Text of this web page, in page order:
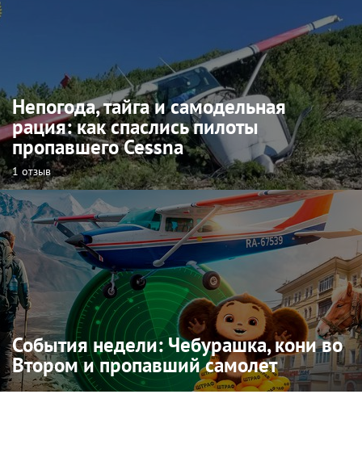
Непогода, тайга и самодельная
рация: как спаслись пилоты
пропавшего Cessna
1 отзыв
События недели: Чебурашка, кони во
Втором и пропавший самолет